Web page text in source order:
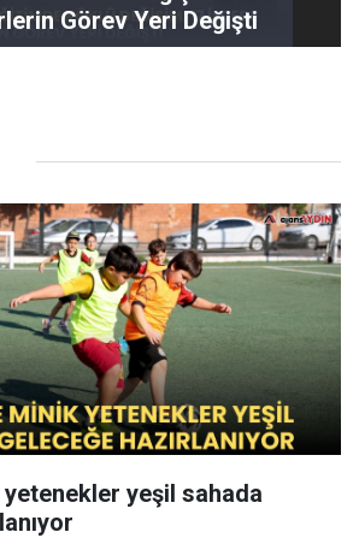
Görev Yeri Değişti
yeşil sahada